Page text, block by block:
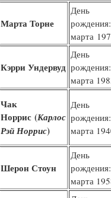
Марта Торне
День
марта
Кэрри Ундервуд
День
марта
Чак
Норрис (Карлос
Рэй Норрис)
День
марта
Шерон Стоун
День
марта